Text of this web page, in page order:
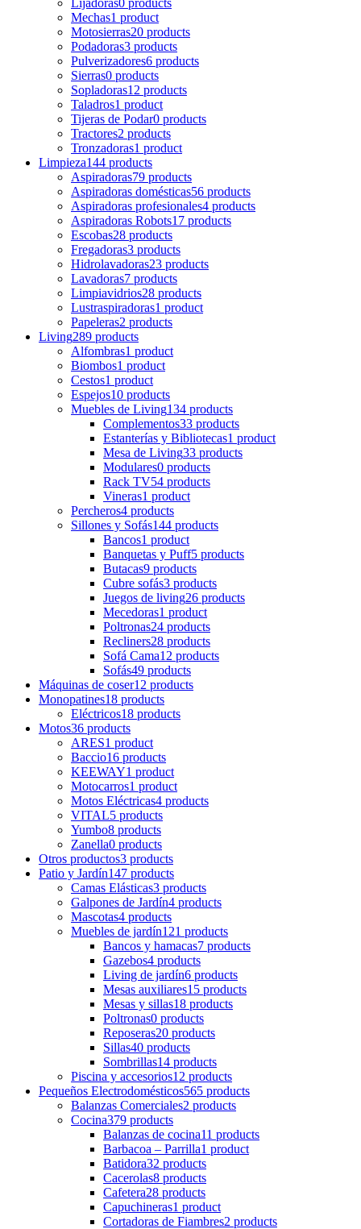
Mechas1 product
Motosierras20 products
Podadoras3 products
Pulverizadores6 products
Sierras0 products
Sopladoras12 products
Taladros1 product
Tijeras de Podar0 products
Tractores2 products
Tronzadoras1 product
Limpieza144 products
Aspiradoras79 products
Aspiradoras domésticas56 products
Aspiradoras profesionales4 products
Aspiradoras Robots17 products
Escobas28 products
Fregadoras3 products
Hidrolavadoras23 products
Lavadoras7 products
Limpiavidrios28 products
Lustraspiradoras1 product
Papeleras2 products
Living289 products
Alfombras1 product
Biombos1 product
Cestos1 product
Espejos10 products
Muebles de Living134 products
Complementos33 products
Estanterías y Bibliotecas1 product
Mesa de Living33 products
Modulares0 products
Rack TV54 products
Vineras1 product
Percheros4 products
Sillones y Sofás144 products
Bancos1 product
Banquetas y Puff5 products
Butacas9 products
Cubre sofás3 products
Juegos de living26 products
Mecedoras1 product
Poltronas24 products
Recliners28 products
Sofá Cama12 products
Sofás49 products
Máquinas de coser12 products
Monopatines18 products
Eléctricos18 products
Motos36 products
ARES1 product
Baccio16 products
KEEWAY1 product
Motocarros1 product
Motos Eléctricas4 products
VITAL5 products
Yumbo8 products
Zanella0 products
Otros productos3 products
Patio y Jardín147 products
Camas Elásticas3 products
Galpones de Jardín4 products
Mascotas4 products
Muebles de jardín121 products
Bancos y hamacas7 products
Gazebos4 products
Living de jardín6 products
Mesas auxiliares15 products
Mesas y sillas18 products
Poltronas0 products
Reposeras20 products
Sillas40 products
Sombrillas14 products
Piscina y accesorios12 products
Pequeños Electrodomésticos565 products
Balanzas Comerciales2 products
Cocina379 products
Balanzas de cocina11 products
Barbacoa – Parrilla1 product
Batidora32 products
Cacerolas8 products
Cafetera28 products
Capuchineras1 product
Cortadoras de Fiambres2 products